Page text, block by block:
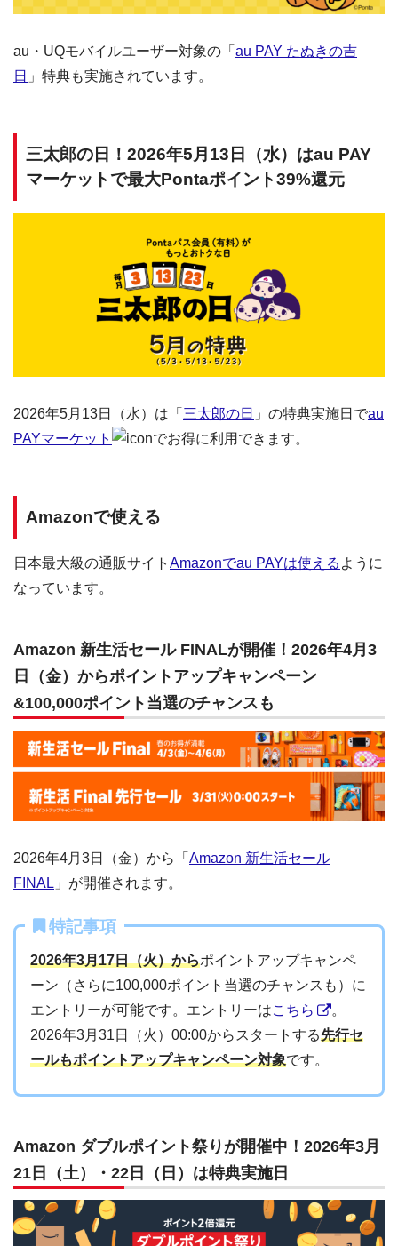
au・UQモバイルユーザー対象の「 au PAY たぬきの吉
日 」特典も実施されています。
三太郎の日！2026年5月13日（水）はau PAY
マーケットで最大Pontaポイント39%還元
2026年5月13日（水）は「 三太郎の日 」の特典実施日でau
PAYマーケット
でお得に利用できます。
Amazonで使える
日本最大級の通販サイト Amazonでau PAYは使える ように
なっています。
Amazon 新生活セール FINALが開催！2026年4月3
日（金）からポイントアップキャンペーン
&100,000ポイント当選のチャンスも
2026年4月3日（金）から「 Amazon 新生活セール
FINAL 」が開催されます。
特記事項
2026年3月17日（火）からポイントアップキャンペ
ーン（さらに100,000ポイント当選のチャンスも）に
エントリーが可能です。エントリーはこちら
。
2026年3月31日（火）00:00からスタートする先行セ
ールもポイントアップキャンペーン対象です。
Amazon ダブルポイント祭りが開催中！2026年3月
21日（土）・22日（日）は特典実施日